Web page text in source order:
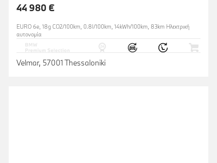
44 980 €
EURO 6e, 18g CO2/100km, 0.8l/100km, 14kWh/100km, 83km Ηλεκτρική
αυτονομία
Velmar, 57001 Thessaloniki